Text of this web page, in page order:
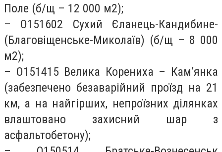
Поле (б/щ – 12 000 м2);
– О151602 Сухий Єланець-Кандибине-
(Благовіщенське-Миколаїв) (б/щ – 8 000
м2);
– О151415 Велика Корениха – Кам’янка
(забезпечено безаварійний проїзд на 21
км, а на найгірших, непроїзних ділянках
влаштовано захисний шар з
асфальтобетону);